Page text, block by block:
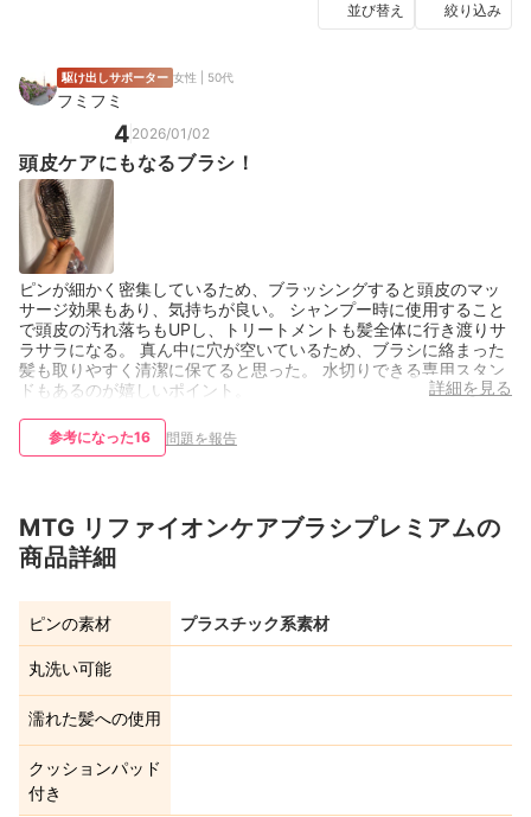
並び替え 絞り込み
駆け出しサポーター 女性 | 50代
フミフミ
4 2026/01/02
頭皮ケアにもなるブラシ！
ピンが細かく密集しているため、ブラッシングすると頭皮のマッ
サージ効果もあり、気持ちが良い。 シャンプー時に使用すること
で頭皮の汚れ落ちもUPし、トリートメントも髪全体に行き渡りサ
ラサラになる。 真ん中に穴が空いているため、ブラシに絡まった
髪も取りやすく清潔に保てると思った。 水切りできる専用スタン
ドもあるのが嬉しいポイント。
詳細を見る
参考になった16 問題を報告
MTG リファイオンケアブラシプレミアムの
商品詳細
ピンの素材 プラスチック系素材
丸洗い可能
濡れた髪への使用
クッションパッド
付き